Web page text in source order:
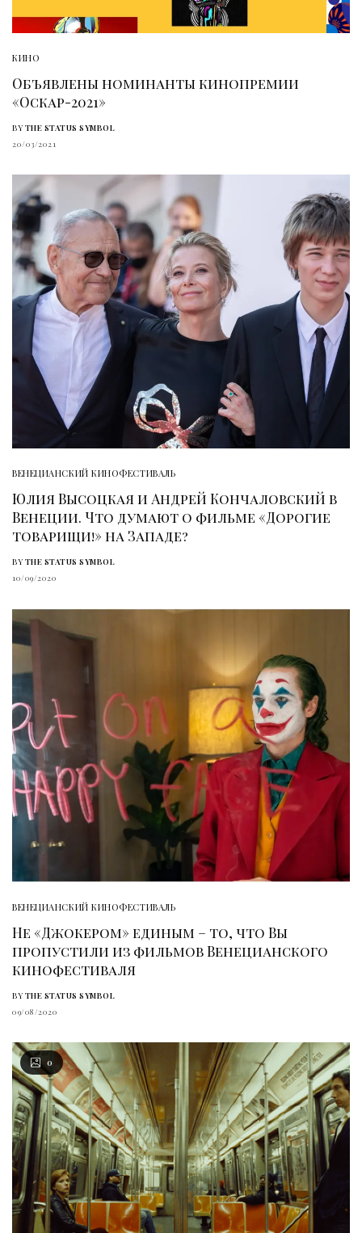
КИНО
Объявлены номинанты кинопремии
«Оскар-2021»
BY THE STATUS SYMBOL
20/03/2021
ВЕНЕЦИАНСКИЙ КИНОФЕСТИВАЛЬ
Юлия Высоцкая и Андрей Кончаловский в
Венеции. Что думают о фильме «Дорогие
товарищи!» на Западе?
BY THE STATUS SYMBOL
10/09/2020
ВЕНЕЦИАНСКИЙ КИНОФЕСТИВАЛЬ
Не «Джокером» единым – то, что Вы
пропустили из фильмов Венецианского
кинофестиваля
BY THE STATUS SYMBOL
09/08/2020
0